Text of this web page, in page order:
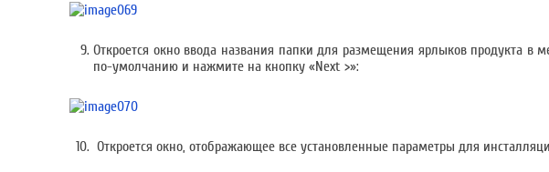
Откроется окно ввода названия папки для размещения ярлыков продукта
по-умолчанию и нажмите на кнопку «Next >»:
Откроется окно, отображающее все установленные параметры для